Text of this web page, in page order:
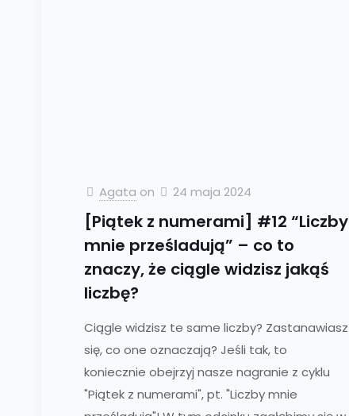
Agata on 24 maja 2024
[Piątek z numerami] #12 “Liczby
mnie prześladują” – co to
znaczy, że ciągle widzisz jakąś
liczbę?
Ciągle widzisz te same liczby? Zastanawiasz
się, co one oznaczają? Jeśli tak, to
koniecznie obejrzyj nasze nagranie z cyklu
"Piątek z numerami", pt. "Liczby mnie